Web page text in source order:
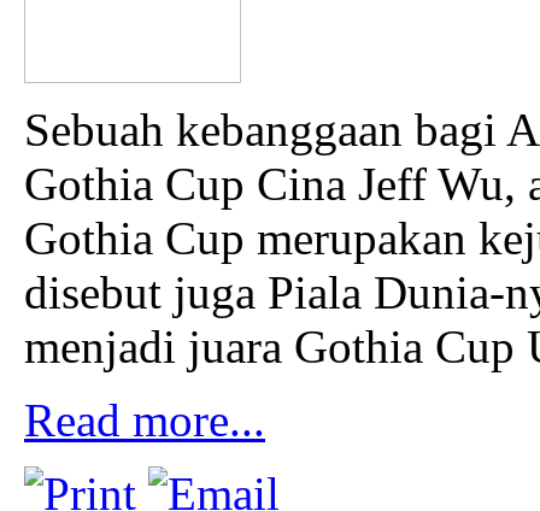
Sebuah kebanggaan bagi
Gothia Cup Cina Jeff
Gothia Cup merupakan
disebut juga Piala Dunia-
menjadi juara Gothia Cup
Read more...